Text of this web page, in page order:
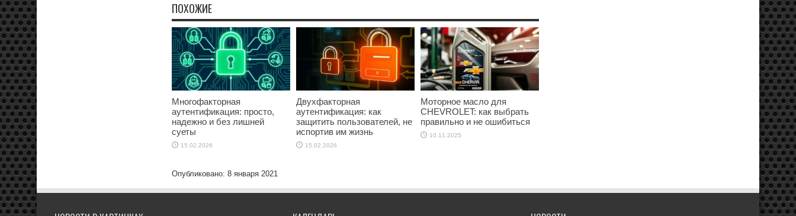
ПОХОЖИЕ
Многофакторная
аутентификация: просто,
надежно и без лишней
суеты
15.02.2026
Двухфакторная
аутентификация: как
защитить пользователей, не
испортив им жизнь
15.02.2026
Моторное масло для
CHEVROLET: как выбрать
правильно и не ошибиться
10.11.2025
Опубликовано: 8 января 2021